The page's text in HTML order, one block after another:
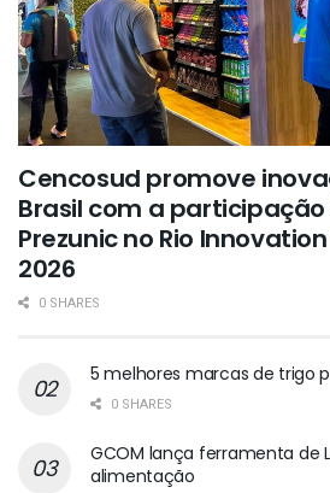
Cencosud promove
Brasil com a participação
Prezunic no Rio
2026
0 SHARES
5 melhores marcas de trigo
0 SHARES
GCOM lança ferramenta de
alimentação